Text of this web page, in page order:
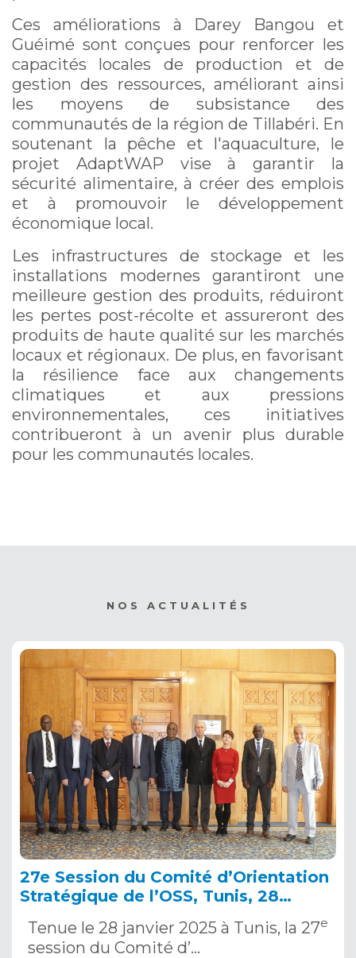
Ces améliorations à Darey Bangou et
Guéimé sont conçues pour renforcer les
capacités locales de production et de
gestion des ressources, améliorant ainsi
les moyens de subsistance des
communautés de la région de Tillabéri. En
soutenant la pêche et l'aquaculture, le
projet AdaptWAP vise à garantir la
sécurité alimentaire, à créer des emplois
et à promouvoir le développement
économique local.
Les infrastructures de stockage et les
installations modernes garantiront une
meilleure gestion des produits, réduiront
les pertes post-récolte et assureront des
produits de haute qualité sur les marchés
locaux et régionaux. De plus, en favorisant
la résilience face aux changements
climatiques et aux pressions
environnementales, ces initiatives
contribueront à un avenir plus durable
pour les communautés locales.
NOS ACTUALITÉS
27e Session du Comité d’Orientation
Stratégique de l’OSS, Tunis, 28
Tenue le 28 janvier 2025 à Tunis, la 27e
session du Comité d’…